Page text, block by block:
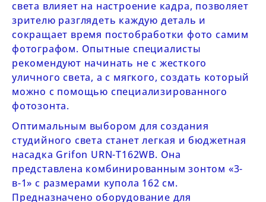
света влияет на настроение кадра, позволяет
зрителю разглядеть каждую деталь и
сокращает время постобработки фото самим
фотографом. Опытные специалисты
рекомендуют начинать не с жесткого
уличного света, а с мягкого, создать который
можно с помощью специализированного
фотозонта.
Оптимальным выбором для создания
студийного света станет легкая и бюджетная
насадка Grifon URN-T162WB. Она
представлена комбинированным зонтом «3-
в-1» с размерами купола 162 см.
Предназначено оборудование для